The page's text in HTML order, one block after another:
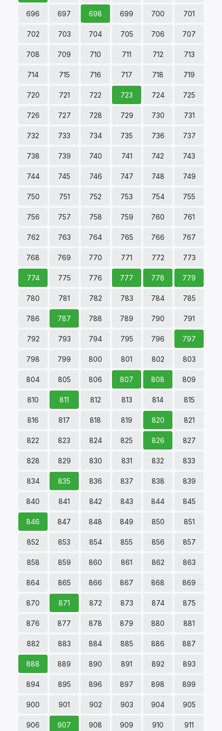
696 697 698 699 700 701
702 703 704 705 706 707
708 709 710 711 712 713
714 715 716 717 718 719
720 721 722 723 724 725
726 727 728 729 730 731
732 733 734 735 736 737
738 739 740 741 742 743
744 745 746 747 748 749
750 751 752 753 754 755
756 757 758 759 760 761
762 763 764 765 766 767
768 769 770 771 772 773
774 775 776 777 778 779
780 781 782 783 784 785
786 787 788 789 790 791
792 793 794 795 796 797
798 799 800 801 802 803
804 805 806 807 808 809
810 811 812 813 814 815
816 817 818 819 820 821
822 823 824 825 826 827
828 829 830 831 832 833
834 835 836 837 838 839
840 841 842 843 844 845
846 847 848 849 850 851
852 853 854 855 856 857
858 859 860 861 862 863
864 865 866 867 868 869
870 871 872 873 874 875
876 877 878 879 880 881
882 883 884 885 886 887
888 889 890 891 892 893
894 895 896 897 898 899
900 901 902 903 904 905
906 907 908 909 910 911